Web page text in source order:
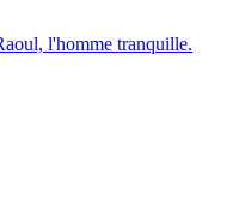
l'homme tranquille.